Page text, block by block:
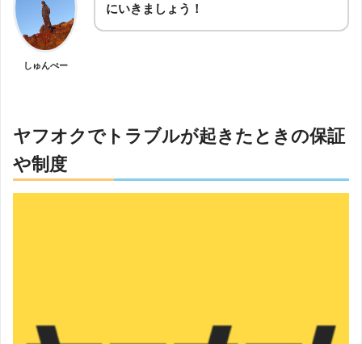
しゅんぺー
にいきましょう！
ヤフオクでトラブルが起きたときの保証
や制度